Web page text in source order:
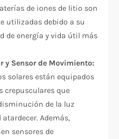
de iones de litio son
utilizadas debido a su
de energía y vida útil más
y Sensor de Movimiento:
solares están equipados
crepusculares que
de la luz
Además,
sensores de